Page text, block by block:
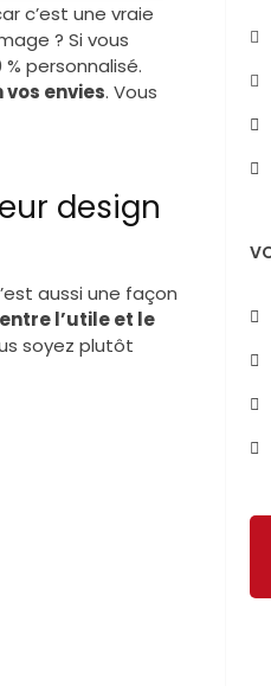
c’est une vraie
? Si vous
personnalisé.
envies. Vous
design
aussi une façon
l’utile et le
soyez plutôt